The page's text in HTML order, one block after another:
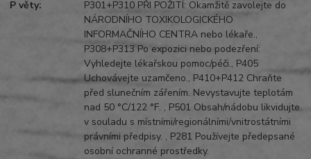
P věty:
P301+P310 PŘI POŽITÍ: Okamžitě zavolejte do
NÁRODNÍHO TOXIKOLOGICKÉHO
INFORMAČNÍHO CENTRA nebo lékaře.,
P308+P313 Po expozici nebo podezření:
Vyhledejte lékařskou pomoc/péči., P405
Uchovávejte uzamčeno., P410+P412 Chraňte
před slunečním zářením. Nevystavujte teplotám
nad 50 °C/122 °F. , P501 Obsah/nádobu likvidujte
v souladu s místními/regionálními/vnitrostátními
právními předpisy. , P281 Používejte předepsané
osobní ochranné prostředky.